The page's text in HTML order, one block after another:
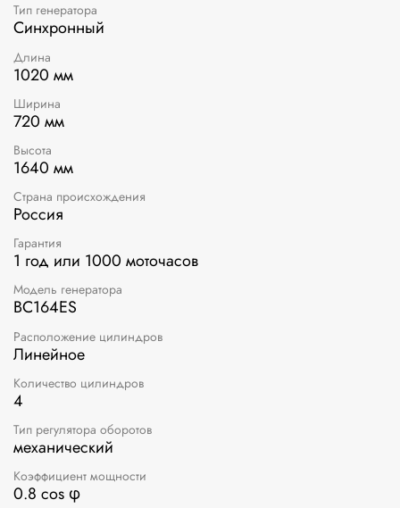
Тип генератора
Синхронный
Длина
1020 мм
Ширина
720 мм
Высота
1640 мм
Страна происхождения
Россия
Гарантия
1 год или 1000 моточасов
Модель генератора
BC164ES
Расположение цилиндров
Линейное
Количество цилиндров
4
Тип регулятора оборотов
механический
Коэффициент мощности
0.8 cos φ